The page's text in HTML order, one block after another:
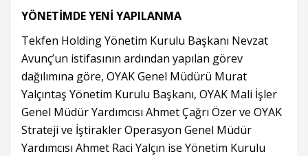
YÖNETİMDE YENİ YAPILANMA
Tekfen Holding Yönetim Kurulu Başkanı Nevzat
Avunç’un istifasının ardından yapılan görev
dağılımına göre, OYAK Genel Müdürü Murat
Yalçıntaş Yönetim Kurulu Başkanı, OYAK Mali İşler
Genel Müdür Yardımcısı Ahmet Çağrı Özer ve OYAK
Strateji ve İştirakler Operasyon Genel Müdür
Yardımcısı Ahmet Raci Yalçın ise Yönetim Kurulu